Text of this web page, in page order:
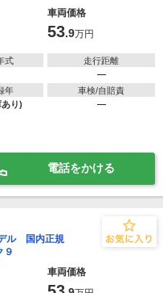
車両価格
53.9万円
式
走行距離
―
年
り)
車検/自賠責
―
電話をかける
ル 国内正規
９
車両価格